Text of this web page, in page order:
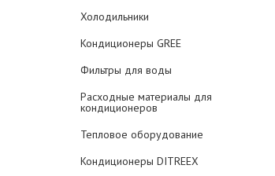
Холодильники
Кондиционеры GREE
Фильтры для воды
Расходные материалы для
кондиционеров
Тепловое оборудование
Кондиционеры DITREEX